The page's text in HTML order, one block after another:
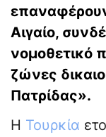
Αιγαίο,
νομοθετικό
ζώνες
Πατρίδας».
Η Τουρκία